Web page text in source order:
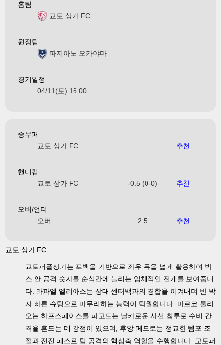
홈팀
교토 상가 FC
원정팀
파지아노 오카야마
경기일정
04/11(토) 16:00
승무패
교토 상가 FC
추천
핸디캡
교토 상가 FC
-0.5 (0-0) 추천
오버/언더
오버
2.5 추천
교토 상가 FC
교토퍼플상가는 포백을 기반으로 좌우 폭을 넓게 활용하여 박
스 안 공격 숫자를 순식간에 늘리는 입체적인 전개를 보여줍니
다. 라파엘 엘리아스는 상대 센터백과의 경합을 이겨내며 반 박
자 빠른 슈팅으로 마무리하는 능력이 탁월합니다. 마르코 툴리
오는 하프스페이스를 파고드는 날카로운 사선 침투로 수비 간
격을 흔드는 데 강점이 있으며, 후앙 페드로는 정교한 템포 조
절과 전진 패스로 팀 공격의 핵심축 역할을 수행합니다. 교토퍼